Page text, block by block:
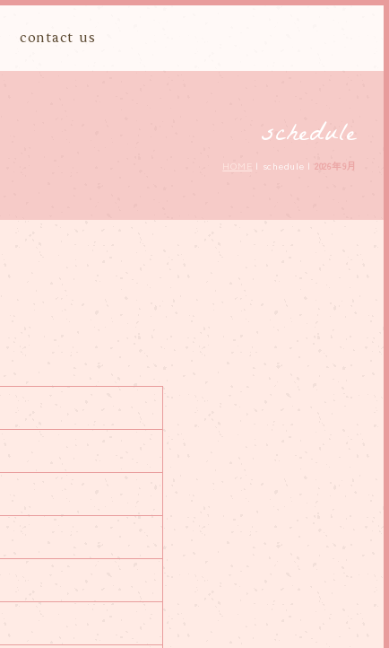
contact us
schedule
HOME | schedule | 2026年9月